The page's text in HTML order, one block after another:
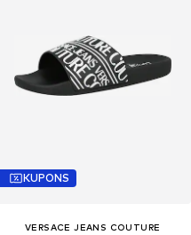
KUPONS
VERSACE JEANS COUTURE